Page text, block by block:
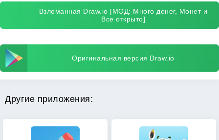
Взломанная Draw.io [МОД: Много денег, Монет и
Все открыто]
Оригинальная версия Draw.io
Другие приложения: